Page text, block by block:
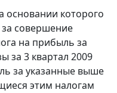
основании которого
совершение
на прибыль за
за 3 квартал 2009
за указанные выше
этим налогам